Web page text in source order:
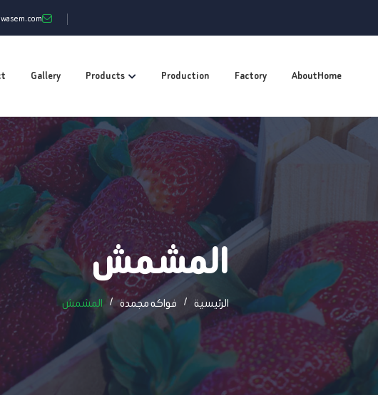
Home
About
Factory
Production
Products
Gallery
المشمش
الرئيسية فواكه مجمدة المشمش